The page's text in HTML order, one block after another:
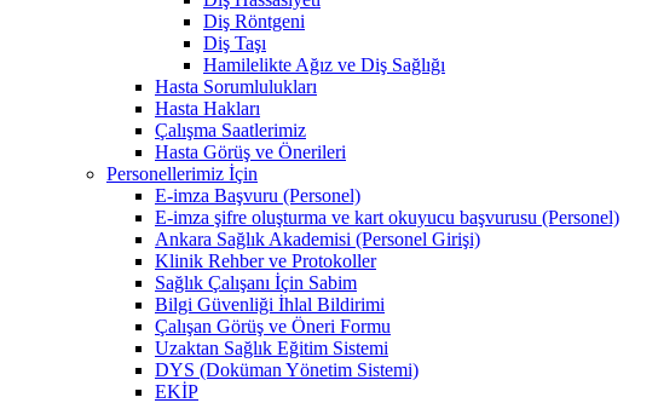
Diş Röntgeni
Diş Taşı
Hamilelikte Ağız ve Diş Sağlığı
Hasta Sorumlulukları
Hasta Hakları
Çalışma Saatlerimiz
Hasta Görüş ve Önerileri
Personellerimiz İçin
E-imza Başvuru (Personel)
E-imza şifre oluşturma ve kart okuyucu başvurusu (Personel)
Ankara Sağlık Akademisi (Personel Girişi)
Klinik Rehber ve Protokoller
Sağlık Çalışanı İçin Sabim
Bilgi Güvenliği İhlal Bildirimi
Çalışan Görüş ve Öneri Formu
Uzaktan Sağlık Eğitim Sistemi
DYS (Doküman Yönetim Sistemi)
EKİP